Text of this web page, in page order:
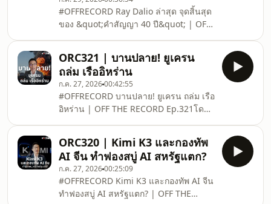
eig.com/LineOpenchat_Offshores1
⁣⁣⁣⁣⁣⁣⁣⁣*วิเคราะห์วันที่ 29 ก.ค. 69⁣⁣⁣⁣⁣⁣⁣⁣===========⁣⁣⁣⁣
📣 ช่องทางสั่งซื้อหนังสือ &quot;ทำไง? มี
เงินใช้ตลอดชีวิต&quot;⁣⁣⁣⁣⁣⁣⁣⁣📍SHOPEE⁣⁣⁣⁣-
BOOKZONE: http
#OFFRECORD Ray Dalio ล่าสุด จุดสิ้นสุด
ของ &quot;คำสัญญา 40 ปี&quot; | OFF
ความรู้และอัพเดต TAM-EIG_ลงทุนนอก
ต้องออกไปให้รู้⁣⁣⁣https://links.tam-
eig.com/LineOpenchat_Offshores1
⁣⁣⁣⁣⁣⁣*วิเคราะห์วันที่ 27 ก.ค. 69⁣⁣⁣⁣⁣⁣===========⁣⁣⁣
📣 ช่องทางสั่งซื้อหนังสือ &quot;ทำไง? มี
เงินใช้ตลอดชีวิต&quot;⁣⁣⁣⁣⁣⁣📍SHOPEE⁣⁣⁣-
BOOKZONE: htt
ORC321 | บานปลาย! ยูเครน
ถล่ม เรืออิหร่าน
ก.ค. 27, 202600:42:55
#OFFRECORD บานปลาย! ยูเครน ถล่ม เรือ
อิหร่าน | OFF THE RECORD Ep.321⁣⁣โดย
EIG_ลงทุนนอก ต้องออกไปให้
รู้⁣⁣https://links.tam-
eig.com/LineOpenchat_Offshores1
⁣⁣⁣⁣*วิเคราะห์วันที่ 26 ก.ค. 69⁣⁣⁣⁣===========⁣⁣
📣 ช่องทางสั่งซื้อหนังสือ &quot;ทำไง? มี
ORC320 | Kimi K3 และกองทัพ
AI จีน ทำฟองสบู่ AI สหรัฐแตก?
ก.ค. 27, 202600:25:09
#OFFRECORD Kimi K3 และกองทัพ AI จีน
ทำฟองสบู่ AI สหรัฐแตก? | OFF THE